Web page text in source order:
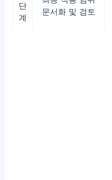
단
계
문서화 및 검토